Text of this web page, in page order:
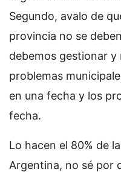
Segundo, avalo de
provincia no se
debemos gestionar y
problemas
en una fecha y los
fecha.
Lo hacen el 80% de
Argentina, no sé por